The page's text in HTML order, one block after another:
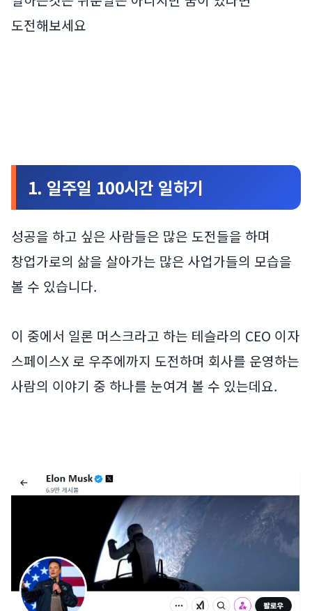
도전해보세요
1. 일주일 100시간 일하기
성공을 하고 싶은 사람들은 많은 도전들을 하며
창업가로의 삶을 살아가는 많은 사업가들의 모습을
볼 수 있습니다.
이 중에서 일론 머스크라고 하는 테슬라의 CEO 이자
스페이스X 로 우주에까지 도전하며 회사를 운영하는
사람의 이야기 중 하나를 눈여겨 볼 수 있는데요.